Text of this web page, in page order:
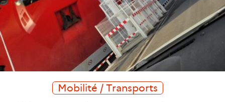
Mobilité / Transports